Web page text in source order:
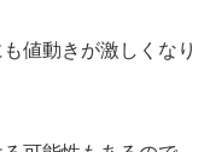
値動きが激しくなり